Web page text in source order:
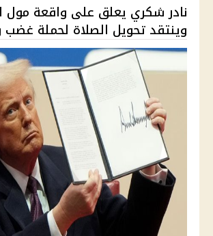
نادر شكري يعلق على واقعة مول
وينتقد تحويل الصلاة لحملة